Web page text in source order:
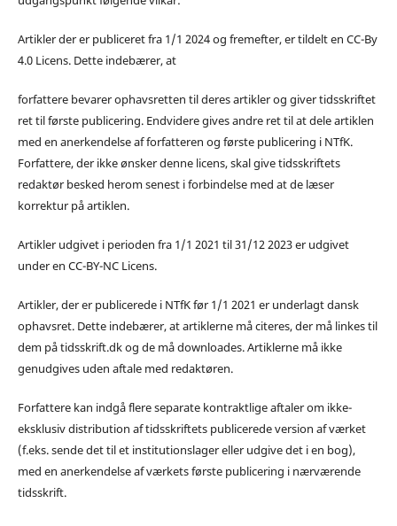
Artikler der er publiceret fra 1/1 2024 og fremefter, er tildelt en CC-By
4.0 Licens. Dette indebærer, at
forfattere bevarer ophavsretten til deres artikler og giver tidsskriftet
ret til første publicering. Endvidere gives andre ret til at dele artiklen
med en anerkendelse af forfatteren og første publicering i NTfK.
Forfattere, der ikke ønsker denne licens, skal give tidsskriftets
redaktør besked herom senest i forbindelse med at de læser
korrektur på artiklen.
Artikler udgivet i perioden fra 1/1 2021 til 31/12 2023 er udgivet
under en CC-BY-NC Licens.
Artikler, der er publicerede i NTfK før 1/1 2021 er underlagt dansk
ophavsret. Dette indebærer, at artiklerne må citeres, der må linkes til
dem på tidsskrift.dk og de må downloades. Artiklerne må ikke
genudgives uden aftale med redaktøren.
Forfattere kan indgå flere separate kontraktlige aftaler om ikke-
eksklusiv distribution af tidsskriftets publicerede version af værket
(f.eks. sende det til et institutionslager eller udgive det i en bog),
med en anerkendelse af værkets første publicering i nærværende
tidsskrift.